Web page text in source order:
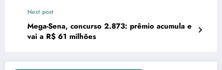
Next post
Mega-Sena, concurso 2.873: prêmio acumula e
vai a R$ 61 milhões